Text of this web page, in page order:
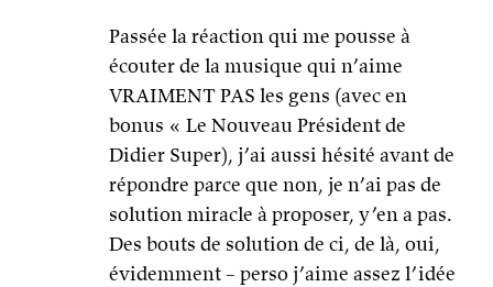
Passée la réaction qui me pousse à
écouter de la musique qui n’aime
VRAIMENT PAS les gens (avec en
bonus « Le Nouveau Président de
Didier Super), j’ai aussi hésité avant de
répondre parce que non, je n’ai pas de
solution miracle à proposer, y’en a pas.
Des bouts de solution de ci, de là, oui,
évidemment – perso j’aime assez l’idée